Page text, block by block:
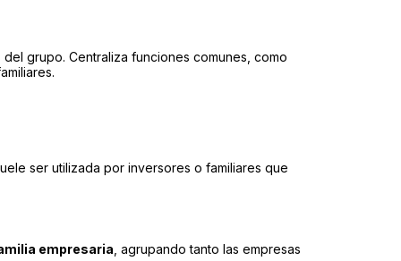
grupo. Centraliza funciones comunes, como
ser utilizada por inversores o familiares que
empresaria , agrupando tanto las empresas